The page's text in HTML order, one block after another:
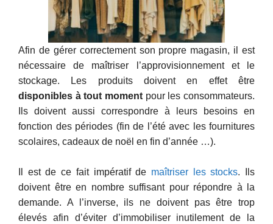
Afin de gérer correctement son propre magasin, il est
nécessaire de maîtriser l’approvisionnement et le
stockage. Les produits doivent en effet être
disponibles à tout moment pour les consommateurs.
Ils doivent aussi correspondre à leurs besoins en
fonction des périodes (fin de l’été avec les fournitures
scolaires, cadeaux de noël en fin d’année …).
Il est de ce fait impératif de maîtriser les stocks. Ils
doivent être en nombre suffisant pour répondre à la
demande. A l’inverse, ils ne doivent pas être trop
élevés afin d’éviter d’immobiliser inutilement de la